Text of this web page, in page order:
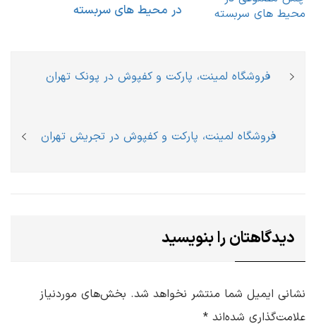
در محیط های سربسته
راهبریPrevious
فروشگاه لمینت، پارکت و کفپوش در پونک تهران
Next
فروشگاه لمینت، پارکت و کفپوش در تجریش تهران
دیدگاهتان را بنویسید
نشانی ایمیل شما منتشر نخواهد شد. بخش‌های موردنیاز
علامت‌گذاری شده‌اند *